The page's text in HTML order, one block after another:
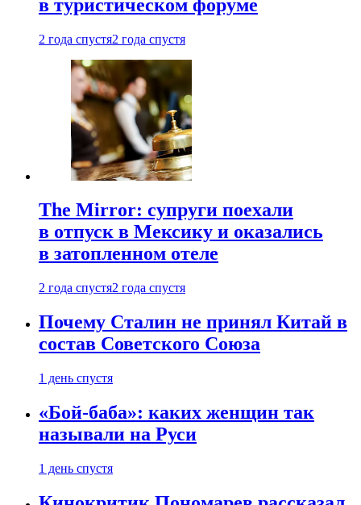
в туристическом форуме
2 года спустя2 года спустя
The Mirror: супруги поехали
в отпуск в Мексику и оказались
в затопленном отеле
2 года спустя2 года спустя
Почему Сталин не принял Китай в
состав Советского Союза
1 день спустя
«Бой-баба»: каких женщин так
называли на Руси
1 день спустя